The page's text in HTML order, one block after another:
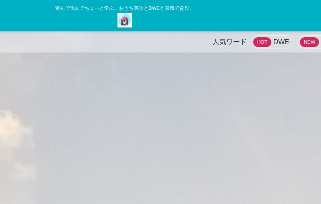
遊んで読んでちょっと学ぶ。おうち英語とDWEと京都で育児。
DWE